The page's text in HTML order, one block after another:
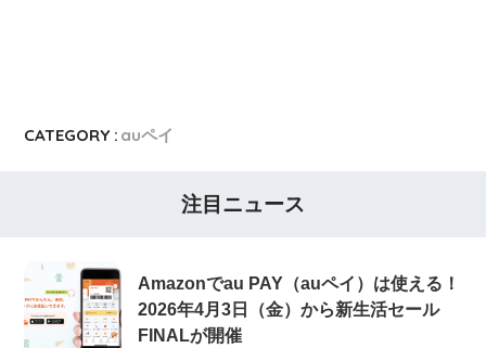
CATEGORY : auペイ
注目ニュース
Amazonでau PAY（auペイ）は使える！
2026年4月3日（金）から新生活セール
FINALが開催